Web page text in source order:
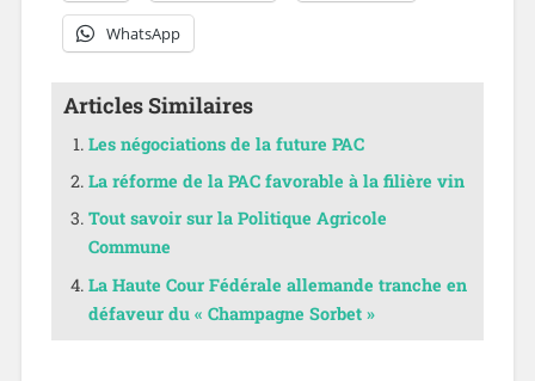
WhatsApp
Articles Similaires
Les négociations de la future PAC
La réforme de la PAC favorable à la filière vin
Tout savoir sur la Politique Agricole
Commune
La Haute Cour Fédérale allemande tranche en
défaveur du « Champagne Sorbet »